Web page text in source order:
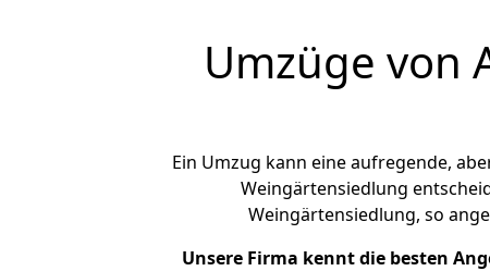
Umzüge von
Ein Umzug kann eine aufregende,
Weingärtensiedlung
Weingärtensiedlung, so
Unsere Firma kennt die besten